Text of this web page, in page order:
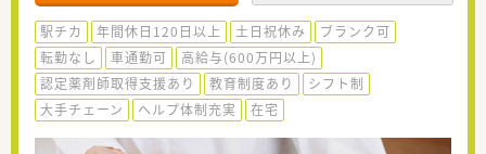
駅チカ 年間休日120日以上 土日祝休み
ブランク可
転勤なし
車通勤可
高給与(600万円以上)
認定薬剤師取得支援あり
教育制度あり
シフト制
大手チェーン
ヘルプ体制充実 在宅